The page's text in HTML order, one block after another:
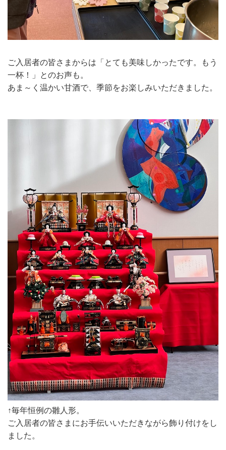
ご入居者の皆さまからは「とても美味しかったです。もう
一杯！」とのお声も。
あま～く温かい甘酒で、季節をお楽しみいただきました。
↑毎年恒例の雛人形。
ご入居者の皆さまにお手伝いいただきながら飾り付けをし
ました。